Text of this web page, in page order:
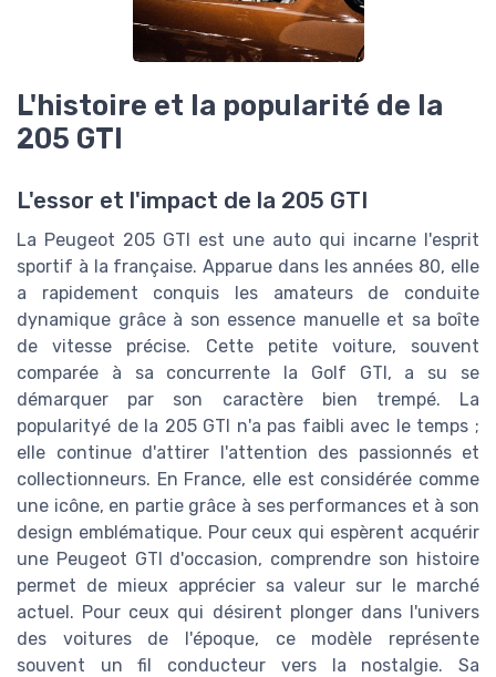
L'histoire et la popularité de la
205 GTI
L'essor et l'impact de la 205 GTI
La Peugeot 205 GTI est une auto qui incarne l'esprit
sportif à la française. Apparue dans les années 80, elle
a rapidement conquis les amateurs de conduite
dynamique grâce à son essence manuelle et sa boîte
de vitesse précise. Cette petite voiture, souvent
comparée à sa concurrente la Golf GTI, a su se
démarquer par son caractère bien trempé. La
popularityé de la 205 GTI n'a pas faibli avec le temps ;
elle continue d'attirer l'attention des passionnés et
collectionneurs. En France, elle est considérée comme
une icône, en partie grâce à ses performances et à son
design emblématique. Pour ceux qui espèrent acquérir
une Peugeot GTI d'occasion, comprendre son histoire
permet de mieux apprécier sa valeur sur le marché
actuel. Pour ceux qui désirent plonger dans l'univers
des voitures de l'époque, ce modèle représente
souvent un fil conducteur vers la nostalgie. Sa